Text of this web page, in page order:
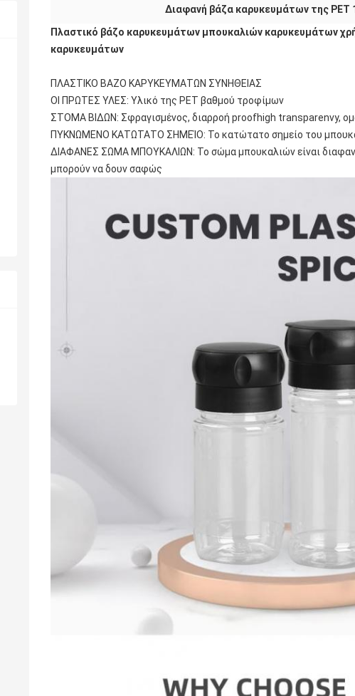
Διαφανή βάζα καρυκευμάτων της PET
Πλαστικό βάζο καρυκευμάτων μπουκαλιών καρυκευμάτων
καρυκευμάτων
ΠΛΑΣΤΙΚΟ ΒΑΖΟ ΚΑΡΥΚΕΥΜΑΤΩΝ ΣΥΝΗΘΕΙΑΣ
ΟΙ ΠΡΩΤΕΣ ΥΛΕΣ: Υλικό της PET βαθμού τροφίμων
ΣΤΟΜΑ ΒΙΔΩΝ: Σφραγισμένος, διαρροή proofhigh transparenvy,
ΠΥΚΝΩΜΕΝΟ ΚΑΤΩΤΑΤΟ ΣΗΜΕΊΟ: Το κατώτατο σημείο του
ΔΙΑΦΑΝΕΣ ΣΩΜΑ ΜΠΟΥΚΑΛΙΩΝ: Το σώμα μπουκαλιών είναι
μπορούν να δουν σαφώς